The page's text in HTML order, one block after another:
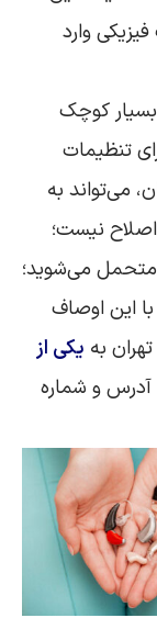
وارد
بسیار کوچک
تنظیمات
می‌تواند به
نیست؛
متحمل می‌شوید؛
این اوصاف
به یکی از
آدرس و شماره